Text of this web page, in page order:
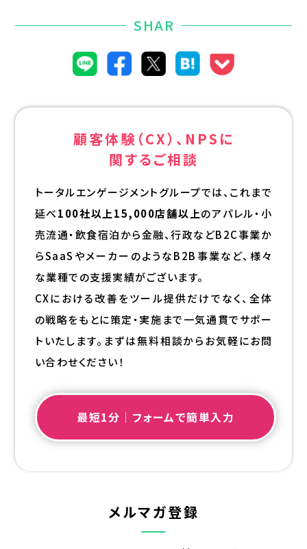
SHAR
顧客体験（CX）、NPSに
関するご相談
トータルエンゲージメントグループでは、これまで
延べ100社以上15,000店舗以上のアパレル・小
売流通・飲食宿泊から金融、行政などB2C事業か
らSaaSやメーカーのようなB2B事業など、様々
な業種での支援実績がございます。
CXにおける改善をツール提供だけでなく、全体
の戦略をもとに策定・実施まで一気通貫でサポー
トいたします。まずは無料相談からお気軽にお問
い合わせください！
最短1分｜フォームで簡単入力
メルマガ登録